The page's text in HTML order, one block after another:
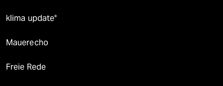
klima update°
Mauerecho
Freie Rede